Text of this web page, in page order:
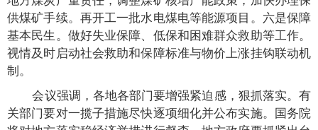
供煤矿手续。再开工一批水电煤电等能源项目。六是保障
基本民生。做好失业保障、低保和困难群众救助等工作。
视情及时启动社会救助和保障标准与物价上涨挂钩联动机
制。
会议强调，各地各部门要增强紧迫感，狠抓落实。有
关部门要对一揽子措施尽快逐项细化并公布实施。国务院